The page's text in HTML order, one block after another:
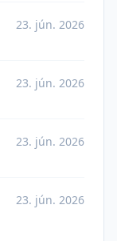
23. jún. 2026
23. jún. 2026
23. jún. 2026
23. jún. 2026